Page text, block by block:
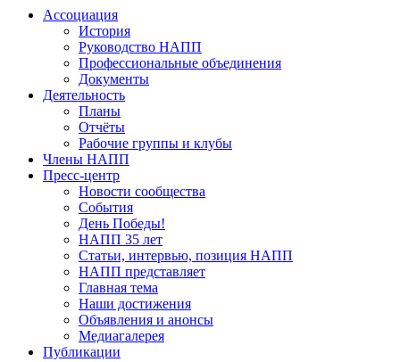
Ассоциация
История
Руководство НАПП
Профессиональные объединения
Документы
Деятельность
Планы
Отчёты
Рабочие группы и клубы
Члены НАПП
Пресс-центр
Новости сообщества
События
День Победы!
НАПП 35 лет
Статьи, интервью, позиция НАПП
НАПП представляет
Главная тема
Наши достижения
Объявления и анонсы
Медиагалерея
Публикации